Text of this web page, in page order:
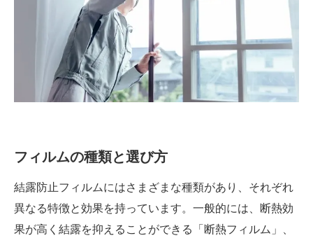
フィルムの種類と選び方
結露防止フィルムにはさまざまな種類があり、それぞれ
異なる特徴と効果を持っています。一般的には、断熱効
果が高く結露を抑えることができる「断熱フィルム」、